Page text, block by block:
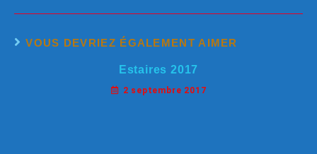
VOUS DEVRIEZ ÉGALEMENT AIMER
Estaires 2017
2 septembre 2017